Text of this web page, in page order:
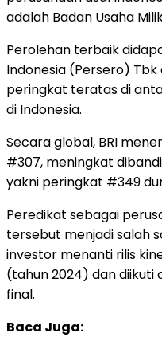
adalah Badan Usaha
Perolehan terbaik
Indonesia (Persero) Tbk
peringkat teratas di
di Indonesia.
Secara global, BRI
#307, meningkat
yakni peringkat #349
Peredikat sebagai
tersebut menjadi salah
investor menanti rilis
(tahun 2024) dan diikuti
final.
Baca Juga: